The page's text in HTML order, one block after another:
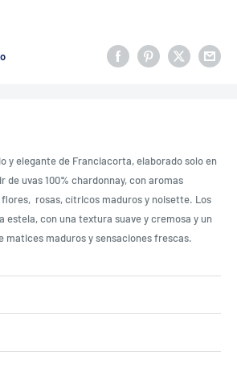
y elegante de Franciacorta, elaborado solo en
de uvas 100% chardonnay, con aromas
flores, rosas, cítricos maduros y noisette. Los
estela, con una textura suave y cremosa y un
matices maduros y sensaciones frescas.